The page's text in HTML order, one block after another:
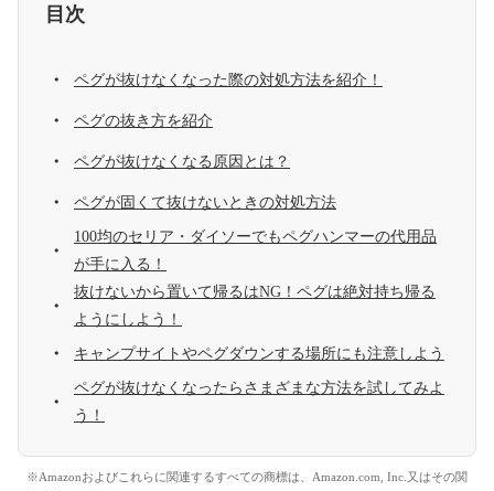
目次
ペグが抜けなくなった際の対処方法を紹介！
ペグの抜き方を紹介
ペグが抜けなくなる原因とは？
ペグが固くて抜けないときの対処方法
100均のセリア・ダイソーでもペグハンマーの代用品
が手に入る！
抜けないから置いて帰るはNG！ペグは絶対持ち帰る
ようにしよう！
キャンプサイトやペグダウンする場所にも注意しよう
ペグが抜けなくなったらさまざまな方法を試してみよ
う！
※Amazonおよびこれらに関連するすべての商標は、Amazon.com, Inc.又はその関